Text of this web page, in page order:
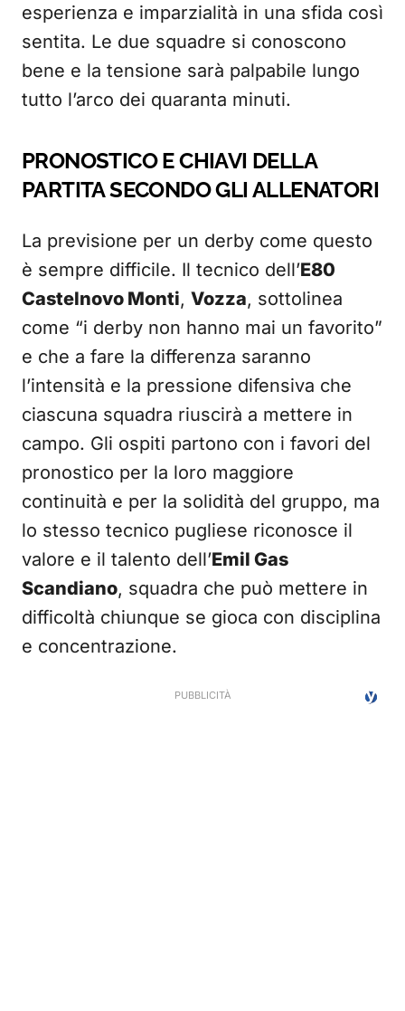
esperienza e imparzialità in una sfida così
sentita. Le due squadre si conoscono
bene e la tensione sarà palpabile lungo
tutto l’arco dei quaranta minuti.
PRONOSTICO E CHIAVI DELLA
PARTITA SECONDO GLI ALLENATORI
La previsione per un derby come questo
è sempre difficile. Il tecnico dell’E80
Castelnovo Monti, Vozza, sottolinea
come “i derby non hanno mai un favorito”
e che a fare la differenza saranno
l’intensità e la pressione difensiva che
ciascuna squadra riuscirà a mettere in
campo. Gli ospiti partono con i favori del
pronostico per la loro maggiore
continuità e per la solidità del gruppo, ma
lo stesso tecnico pugliese riconosce il
valore e il talento dell’Emil Gas
Scandiano, squadra che può mettere in
difficoltà chiunque se gioca con disciplina
e concentrazione.